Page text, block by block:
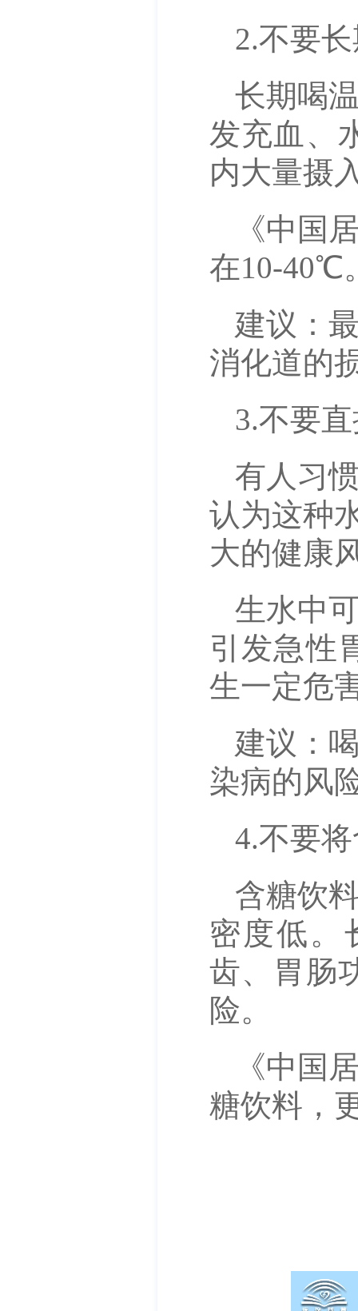
2.不要
长期喝
发充血、
内大量摄
《中国
在10-40℃
建议：
消化道的
3.不要
有人习
认为这种
大的健康
生水中
引发急性
生一定危
建议：
染病的风
4.不要
含糖饮
密度低。
齿、胃肠
险。
《中国
糖饮料，